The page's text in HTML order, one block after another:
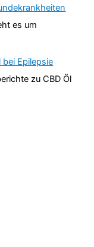
es um
bei Epilepsie
zu CBD Öl